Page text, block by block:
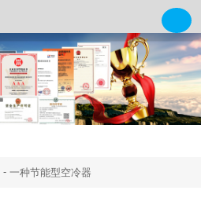
- 一种节能型空冷器